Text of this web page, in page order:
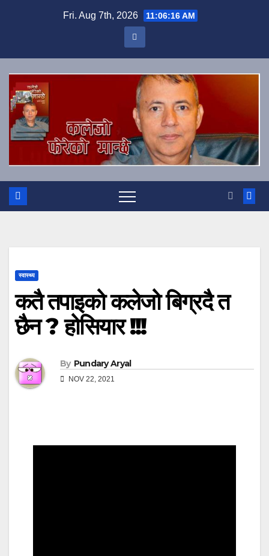
Fri. Aug 7th, 2026 11:06:16 AM
स्वास्थ्य
कतै तपाइको कलेजो बिग्रदै त
छैन ? होसियार !!!
By Pundary Aryal
NOV 22, 2021